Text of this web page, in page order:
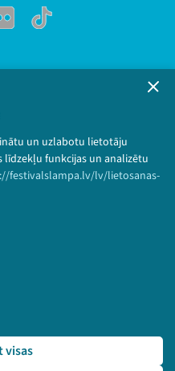
un uzlabotu lietotāju
līdzekļu funkcijas un analizētu
festivalslampa.lv/lv/lietosanas-
visas
Flick TikTok
Visas tiesības